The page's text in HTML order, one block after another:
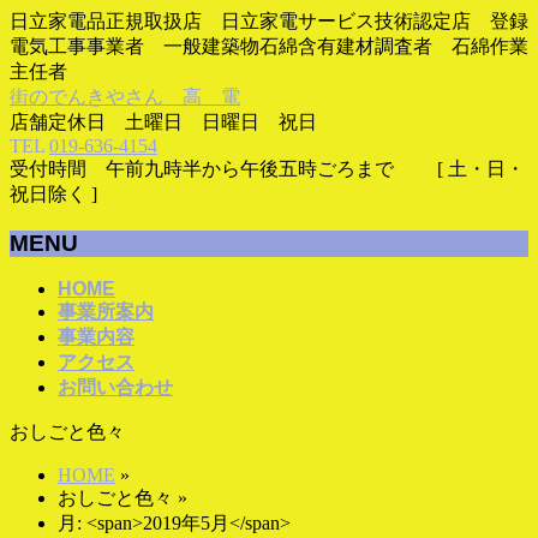
日立家電品正規取扱店 日立家電サービス技術認定店 登録
電気工事事業者 一般建築物石綿含有建材調査者 石綿作業
主任者
街のでんきやさん 高 電
店舗定休日 土曜日 日曜日 祝日
TEL 019-636-4154
受付時間 午前九時半から午後五時ごろまで [ 土・日・
祝日除く ]
MENU
ば
HOME
事業所案内
事業内容
アクセス
お問い合わせ
おしごと色々
HOME »
おしごと色々 »
月: <span>2019年5月</span>